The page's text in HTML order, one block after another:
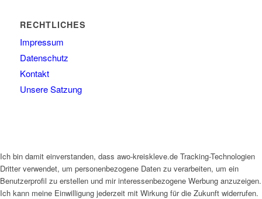
RECHTLICHES
Impressum
Datenschutz
Kontakt
Unsere Satzung
Ich bin damit einverstanden, dass awo-kreiskleve.de Tracking-Technologien
Dritter verwendet, um personenbezogene Daten zu verarbeiten, um ein
Benutzerprofil zu erstellen und mir interessenbezogene Werbung anzuzeigen.
Ich kann meine Einwilligung jederzeit mit Wirkung für die Zukunft widerrufen.